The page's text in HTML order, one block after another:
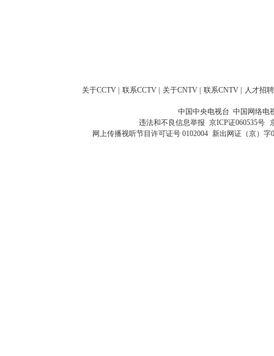
关于CCTV 联系CCTV 关于CNTV 联系CNTV 人才招聘
中国中央电视台 中国网络电
违法和不良信息举报 京ICP证060535号
网上传播视听节目许可证号 0102004 新出网证（京）